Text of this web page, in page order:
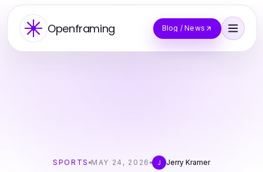
Openframing Blog / News
SPORTS MAY 24, 2026 J Jerry Kramer